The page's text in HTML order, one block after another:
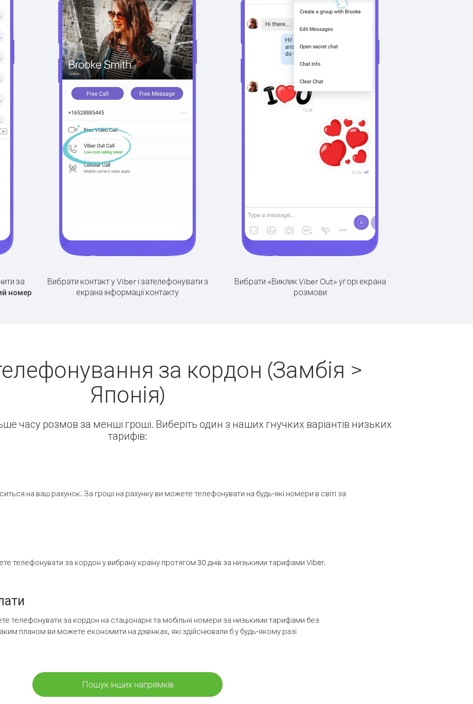
за
номер
Вибрати контакт у Viber і зателефонувати з
екрана інформації контакту
Вибрати «Виклик Viber Out» угорі екрана
розмови
за кордон (Замбія >
Японія)
часу розмов за менші гроші. Виберіть один з наших гнучких варіантів низьких
тарифів:
на ваш рахунок. За гроші на рахунку ви можете телефонувати на будь-які номери в світі за
телефонувати за кордон у вибрану країну протягом 30 днів за низькими тарифами Viber.
телефонувати за кордон на стаціонарні та мобільні номери за низькими тарифами без
планом ви можете економити на дзвінках, які здійснювали б у будь-якому разі
Пошук інших напрямків